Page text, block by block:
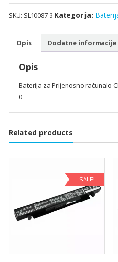
količina
SKU: SL10087-3 Kategorija:
Opis Dodatne informacije
Opis
Baterija za Prijenosno računalo
0
Related products
SALE!